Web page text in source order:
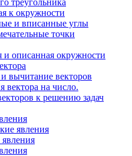
к окружности
и вписанные углы
точки
и описанная окружности
вычитание векторов
вектора на число.
к решению задач
явления